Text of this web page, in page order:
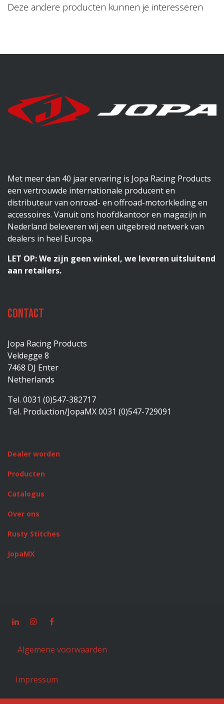
Deze andere producten kunnen je interesseren
Met meer dan 40 jaar ervaring is Jopa Racing Products
een vertrouwde internationale producent en
distributeur van onroad- en offroad-motorkleding en
accessoires. Vanuit ons hoofdkantoor en magazijn in
Nederland beleveren wij een uitgebreid netwerk van
dealers in heel Europa.
LET OP: We zijn geen winkel, we leveren uitsluitend
aan retailers.
Contact
Jopa Racing Products
Veldegge 8
7468 DJ Enter
Netherlands
Tel. 0031 (0)547-382717
Tel. Production/JopaMX 0031 (0)547-729091
Dealer worden
Producten
Catalogus
Over ons
Rusty Stitches
JopaMX
Algemene voorwaarden
Impressum